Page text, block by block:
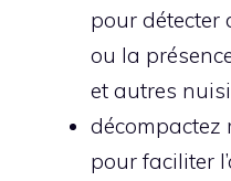
pour détecter
ou la
et autres
décompactez
pour faciliter